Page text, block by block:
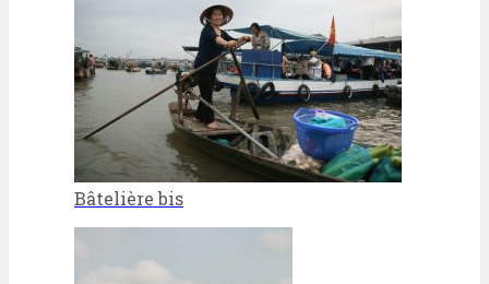
Bâtelière bis